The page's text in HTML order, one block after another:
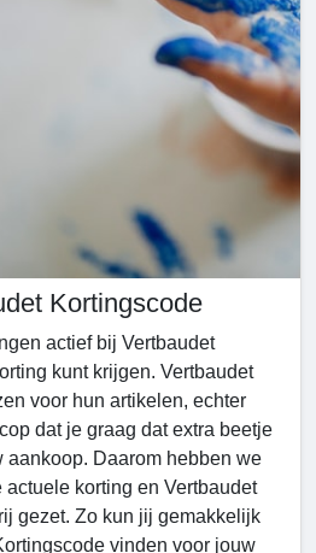
Kortingscode
actief bij Vertbaudet
kunt krijgen. Vertbaudet
voor hun artikelen, echter
dat je graag dat extra beetje
aankoop. Daarom hebben we
korting en Vertbaudet
gezet. Zo kun jij gemakkelijk
vinden voor jouw